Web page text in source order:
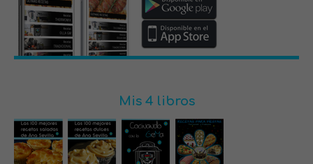
Mis 4 libros